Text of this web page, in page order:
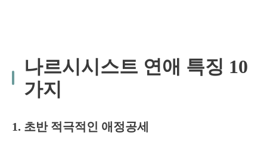
나르시시스트 연애 특징 10
가지
1. 초반 적극적인 애정공세